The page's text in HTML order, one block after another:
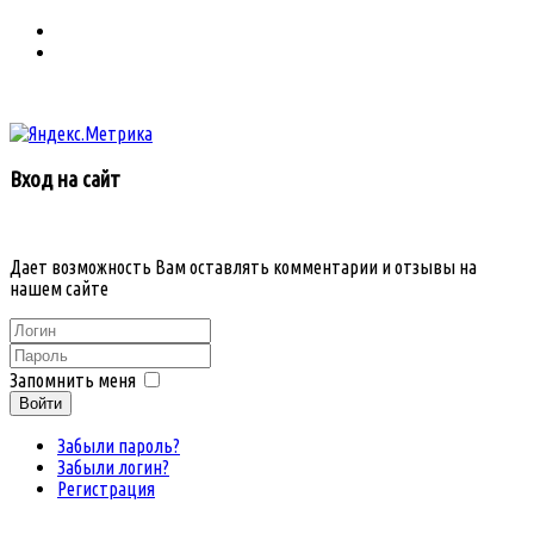
Вход на сайт
Дает возможность Вам оставлять комментарии и отзывы на
нашем сайте
Запомнить меня
Войти
Забыли пароль?
Забыли логин?
Регистрация